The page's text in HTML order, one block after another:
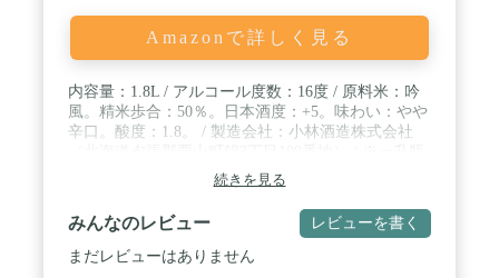
Amazonで詳しく見る
内容量：1.8L / アルコール度数：16度 / 原料米：吟
風。精米歩合：50％。日本酒度：+5。味わい：やや
辛口。酸度：1.8。 / 製造会社：小林酒造株式会社
専用箱に入れ発送致します。※熨斗対応可能です。
アマゾンメッセージにて「表書き、名入れのご指
定」とご連絡願います。例：熨斗「慶事：蝶結
び」、熨斗「慶事：結び切り」、熨斗「弔事：結び
切り」
続きを見る
みんなのレビュー レビューを書く
まだレビューはありません